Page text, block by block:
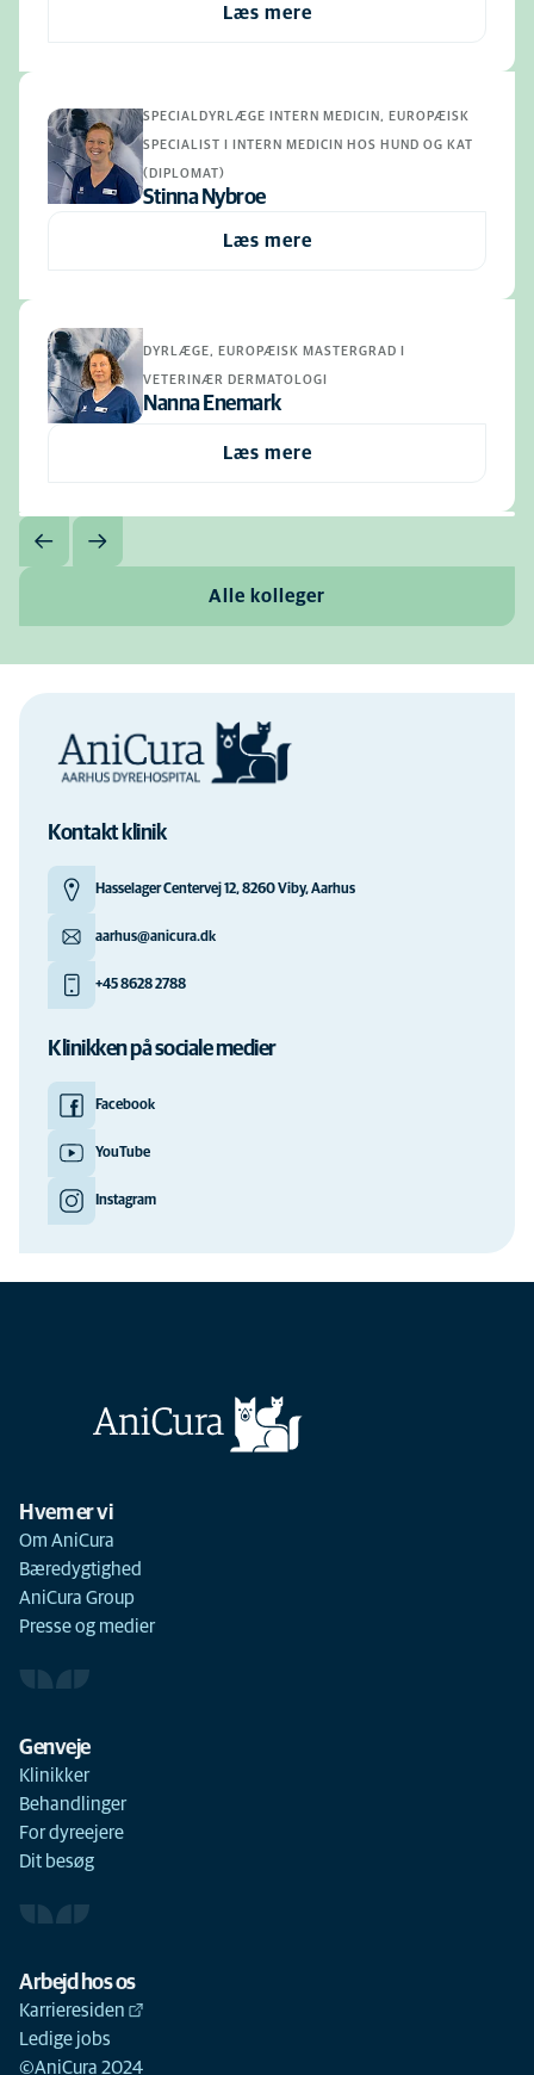
Læs mere
SPECIALDYRLÆGE INTERN MEDICIN, EUROPÆISK
SPECIALIST I INTERN MEDICIN HOS HUND OG KAT
(DIPLOMAT)
Stinna Nybroe
Læs mere
DYRLÆGE, EUROPÆISK MASTERGRAD I
VETERINÆR DERMATOLOGI
Nanna Enemark
Læs mere
Alle kolleger
Kontakt klinik
Hasselager Centervej 12, 8260 Viby, Aarhus
aarhus@anicura.dk
+45 8628 2788
Klinikken på sociale medier
Facebook
YouTube
Instagram
Hvem er vi
Om AniCura
Bæredygtighed
AniCura Group
Presse og medier
Genveje
Klinikker
Behandlinger
For dyreejere
Dit besøg
Arbejd hos os
Karrieresiden
Ledige jobs
©AniCura 2024